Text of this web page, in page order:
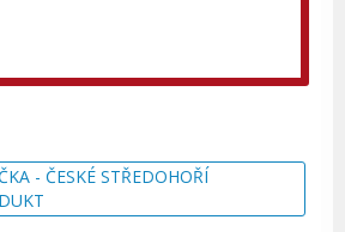
- ČESKÉ STŘEDOHOŘÍ